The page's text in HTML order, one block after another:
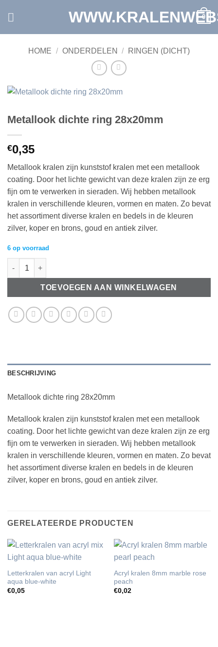
0
HOME / ONDERDELEN / RINGEN (DICHT)
Metallook dichte ring 28x20mm
€0,35
Metallook kralen zijn kunststof kralen met een metallook
coating. Door het lichte gewicht van deze kralen zijn ze erg
fijn om te verwerken in sieraden. Wij hebben metallook
kralen in verschillende kleuren, vormen en maten. Zo bevat
het assortiment diverse kralen en bedels in de kleuren
zilver, koper en brons, goud en antiek zilver.
6 op voorraad
Metallook dichte ring 28x20mm aantal
TOEVOEGEN AAN WINKELWAGEN
BESCHRIJVING
Metallook dichte ring 28x20mm
Metallook kralen zijn kunststof kralen met een metallook
coating. Door het lichte gewicht van deze kralen zijn ze erg
fijn om te verwerken in sieraden. Wij hebben metallook
kralen in verschillende kleuren, vormen en maten. Zo bevat
het assortiment diverse kralen en bedels in de kleuren
zilver, koper en brons, goud en antiek zilver.
GERELATEERDE PRODUCTEN
Letterkralen van acryl Light
aqua blue-white
€0,05
Acryl kralen 8mm marble rose
peach
€0,02